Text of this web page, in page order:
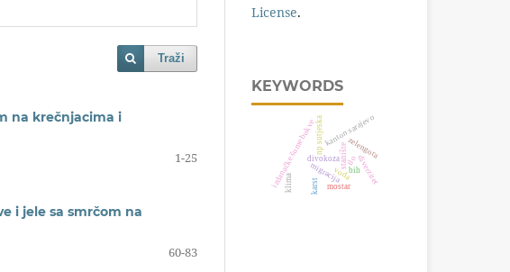
Traži
na krečnjacima i
1-25
i jele sa smrčom na
60-83
License.
KEYWORDS
stanište
divokoza zelengora
np sutjeska
migracija
karst
tlo
voda
klima mostar
izdanačke šume bukve diverzitet
kanton sarajevo
bih